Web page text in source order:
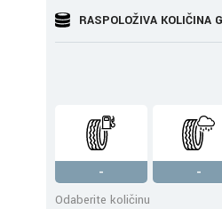
RASPOLOŽIVA KOLIČINA
- -
Odaberite količinu